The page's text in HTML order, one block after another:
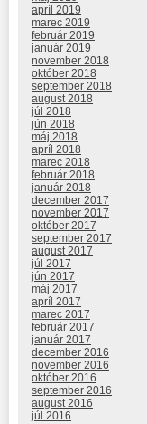
apríl 2019
marec 2019
február 2019
január 2019
november 2018
október 2018
september 2018
august 2018
júl 2018
jún 2018
máj 2018
apríl 2018
marec 2018
február 2018
január 2018
december 2017
november 2017
október 2017
september 2017
august 2017
júl 2017
jún 2017
máj 2017
apríl 2017
marec 2017
február 2017
január 2017
december 2016
november 2016
október 2016
september 2016
august 2016
júl 2016